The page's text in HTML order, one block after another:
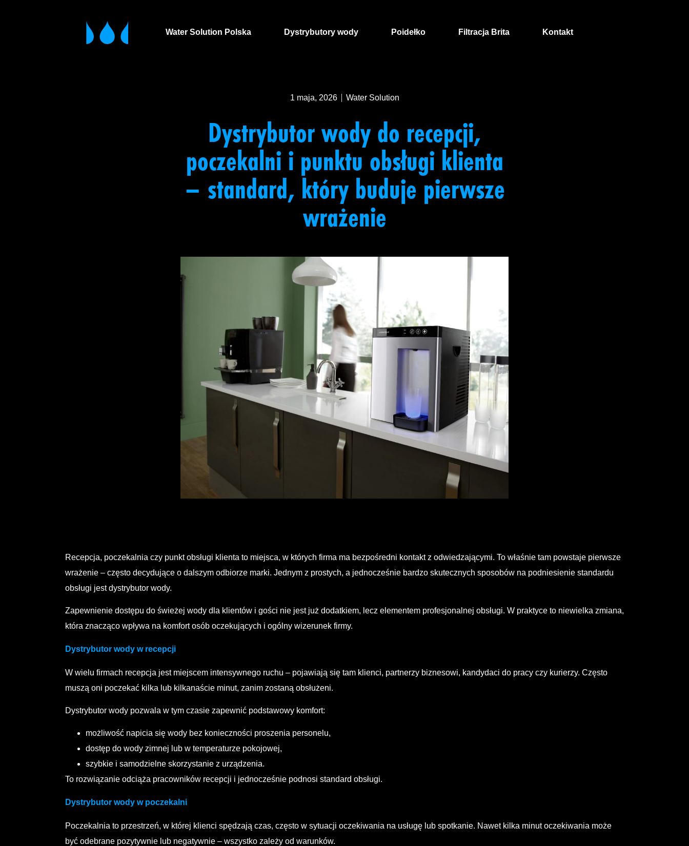
Water Solution Polska Dystrybutory wody Poidełko Filtracja Brita Kontakt
1 maja, 2026 Water Solution
Dystrybutor wody do recepcji,
poczekalni i punktu obsługi klienta
– standard, który buduje pierwsze
wrażenie
Recepcja, poczekalnia czy punkt obsługi klienta to miejsca, w których firma ma bezpośredni kontakt z odwiedzającymi. To właśnie tam powstaje pierwsze
wrażenie – często decydujące o dalszym odbiorze marki. Jednym z prostych, a jednocześnie bardzo skutecznych sposobów na podniesienie standardu
obsługi jest dystrybutor wody.
Zapewnienie dostępu do świeżej wody dla klientów i gości nie jest już dodatkiem, lecz elementem profesjonalnej obsługi. W praktyce to niewielka zmiana,
która znacząco wpływa na komfort osób oczekujących i ogólny wizerunek firmy.
Dystrybutor wody w recepcji
W wielu firmach recepcja jest miejscem intensywnego ruchu – pojawiają się tam klienci, partnerzy biznesowi, kandydaci do pracy czy kurierzy. Często
muszą oni poczekać kilka lub kilkanaście minut, zanim zostaną obsłużeni.
Dystrybutor wody pozwala w tym czasie zapewnić podstawowy komfort:
możliwość napicia się wody bez konieczności proszenia personelu,
dostęp do wody zimnej lub w temperaturze pokojowej,
szybkie i samodzielne skorzystanie z urządzenia.
To rozwiązanie odciąża pracowników recepcji i jednocześnie podnosi standard obsługi.
Dystrybutor wody w poczekalni
Poczekalnia to przestrzeń, w której klienci spędzają czas, często w sytuacji oczekiwania na usługę lub spotkanie. Nawet kilka minut oczekiwania może
być odebrane pozytywnie lub negatywnie – wszystko zależy od warunków.